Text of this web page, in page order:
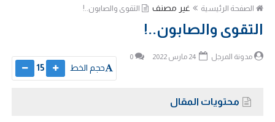
الصفحة الرئيسية غير مصنف التقوى والصابون..!
التقوى والصابون..!
مدونة المرجل 0
حجم الخط 15
محتويات المقال